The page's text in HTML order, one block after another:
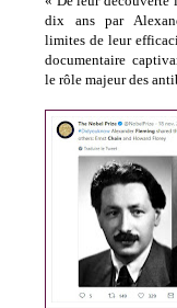
dix ans par
limites de leur
documentaire
le rôle majeur des